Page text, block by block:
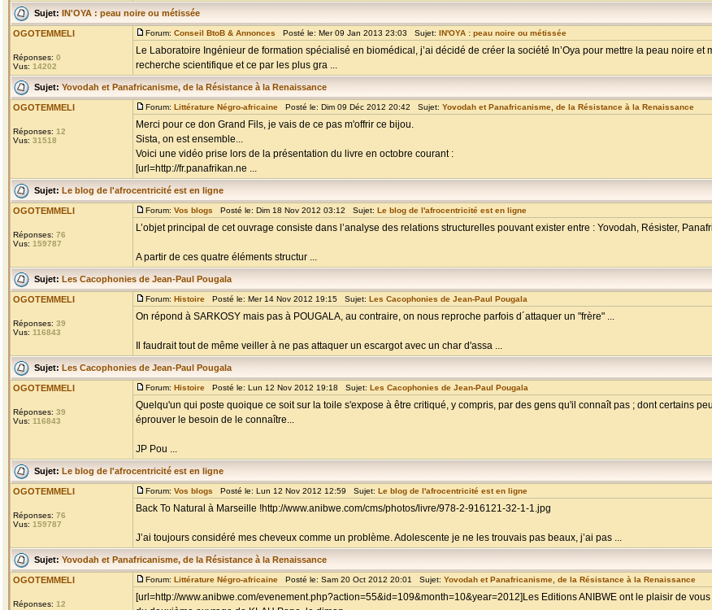
Sujet: IN'OYA : peau noire ou métissée
OGOTEMMELI
Réponses: 0
Vus: 14202
Forum: Conseil BtoB & Annonces Posté le: Mer 09 Jan 2013 23:03 Sujet: IN'OYA : peau noire ou métissée
Le Laboratoire Ingénieur de formation spécialisé en biomédical, j’ai décidé de créer la société In’Oya pour mettre la peau noire
recherche scientifique et ce par les plus gra ...
Sujet: Yovodah et Panafricanisme, de la Résistance à la Renaissance
OGOTEMMELI
Réponses: 12
Vus: 31518
Forum: Littérature Négro-africaine Posté le: Dim 09 Déc 2012 20:42 Sujet: Yovodah et Panafricanisme, de la Résistance à la Renaissance
Merci pour ce don Grand Fils, je vais de ce pas m'offrir ce bijou.
Sista, on est ensemble...
Voici une vidéo prise lors de la présentation du livre en octobre courant :
[url=http://fr.panafrikan.ne ...
Sujet: Le blog de l'afrocentricité est en ligne
OGOTEMMELI
Réponses: 76
Vus: 159787
Forum: Vos blogs Posté le: Dim 18 Nov 2012 03:12 Sujet: Le blog de l'afrocentricité est en ligne
L’objet principal de cet ouvrage consiste dans l’analyse des relations structurelles pouvant exister entre : Yovodah, Résister,
A partir de ces quatre éléments structur ...
Sujet: Les Cacophonies de Jean-Paul Pougala
OGOTEMMELI
Réponses: 39
Vus: 116843
Forum: Histoire Posté le: Mer 14 Nov 2012 19:15 Sujet: Les Cacophonies de Jean-Paul Pougala
On répond à SARKOSY mais pas à POUGALA, au contraire, on nous reproche parfois d´attaquer un "frère" ...
Il faudrait tout de même veiller à ne pas attaquer un escargot avec un char d'assa ...
Sujet: Les Cacophonies de Jean-Paul Pougala
OGOTEMMELI
Réponses: 39
Vus: 116843
Forum: Histoire Posté le: Lun 12 Nov 2012 19:18 Sujet: Les Cacophonies de Jean-Paul Pougala
Quelqu'un qui poste quoique ce soit sur la toile s'expose à être critiqué, y compris, par des gens qu'il connaît pas ; dont certains
éprouver le besoin de le connaître...
JP Pou ...
Sujet: Le blog de l'afrocentricité est en ligne
OGOTEMMELI
Réponses: 76
Vus: 159787
Forum: Vos blogs Posté le: Lun 12 Nov 2012 12:59 Sujet: Le blog de l'afrocentricité est en ligne
Back To Natural à Marseille !http://www.anibwe.com/cms/photos/livre/978-2-916121-32-1-1.jpg
J’ai toujours considéré mes cheveux comme un problème. Adolescente je ne les trouvais pas beaux, j’ai pas ...
Sujet: Yovodah et Panafricanisme, de la Résistance à la Renaissance
OGOTEMMELI
Réponses: 12
Forum: Littérature Négro-africaine Posté le: Sam 20 Oct 2012 20:01 Sujet: Yovodah et Panafricanisme, de la Résistance à la Renaissance
[url=http://www.anibwe.com/evenement.php?action=55&id=109&month=10&year=2012]Les Editions ANIBWE ont le plaisir de